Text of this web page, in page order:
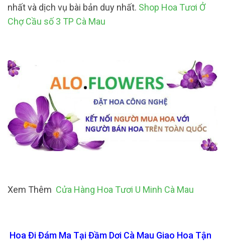
nhất và dịch vụ bài bản duy nhất. Shop Hoa Tươi Ở
Chợ Cầu số 3 TP Cà Mau
Xem Thêm Cửa Hàng Hoa Tươi U Minh Cà Mau
Hoa Đi Đám Ma Tại Đầm Dơi Cà Mau Giao Hoa Tận